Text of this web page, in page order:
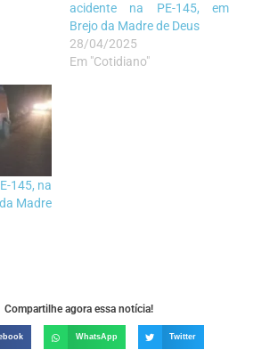
acidente na PE-145, em
Brejo da Madre de Deus
28/04/2025
Em "Cotidiano"
145, na
Madre
Compartilhe agora essa notícia!
WhatsApp Twitter